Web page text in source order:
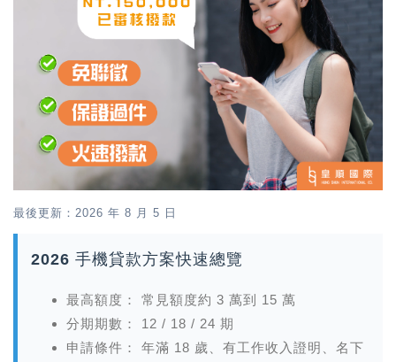
最後更新：2026 年 8 月 5 日
2026 手機貸款方案快速總覽
最高額度：
常見額度約 3 萬到 15 萬
分期期數：
12 / 18 / 24 期
申請條件：
年滿 18 歲、有工作收入證明、名下